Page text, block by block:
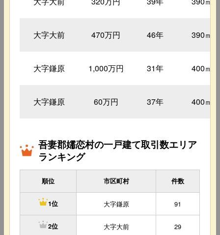
大字大前 470万円 46年 390㎡
大字鎌原 1,000万円 31年 400㎡
大字鎌原 60万円 37年 400㎡
吾妻郡嬬恋村の一戸建て取引数エリア
ランキング
順位 市区町村 件数
1位 大字鎌原 91
2位 大字大前 29